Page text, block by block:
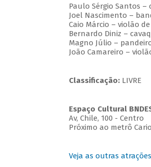
Paulo Sérgio Santos –
Joel Nascimento –
Caio Márcio – violão
Bernardo Diniz –
Magno Júlio –
João Camareiro –
Classificação:LIVRE
Espaço Cultural
Av, Chile, 100 - Centro
Próximo ao metrô
Veja as outras